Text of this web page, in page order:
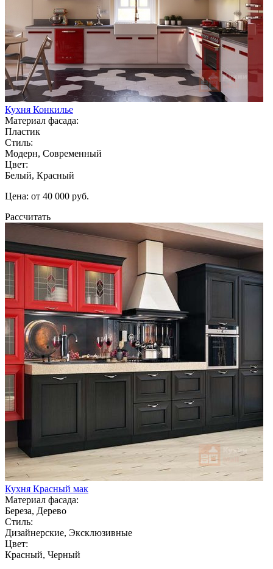
Кухня Конкилье
Материал фасада:
Пластик
Стиль:
Модерн, Современный
Цвет:
Белый, Красный
Цена: от 40 000 руб.
Рассчитать
Кухня Красный мак
Материал фасада:
Береза, Дерево
Стиль:
Дизайнерские, Эксклюзивные
Цвет:
Красный, Черный